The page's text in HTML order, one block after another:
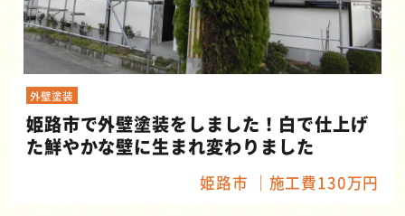
外壁塗装
姫路市で外壁塗装をしました！白で仕上げ
た鮮やかな壁に生まれ変わりました
姫路市 施工費130万円